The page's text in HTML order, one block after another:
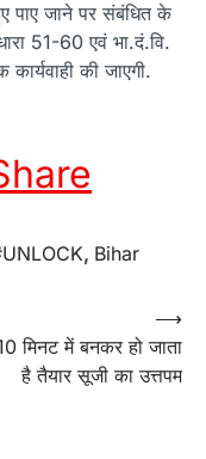
पाए जाने पर संबंधित के
51-60 एवं भा.दं.वि.
की जाएगी.
, Bihar
मिनट में बनकर हो जाता
है तैयार सूजी का उत्तपम
⟶